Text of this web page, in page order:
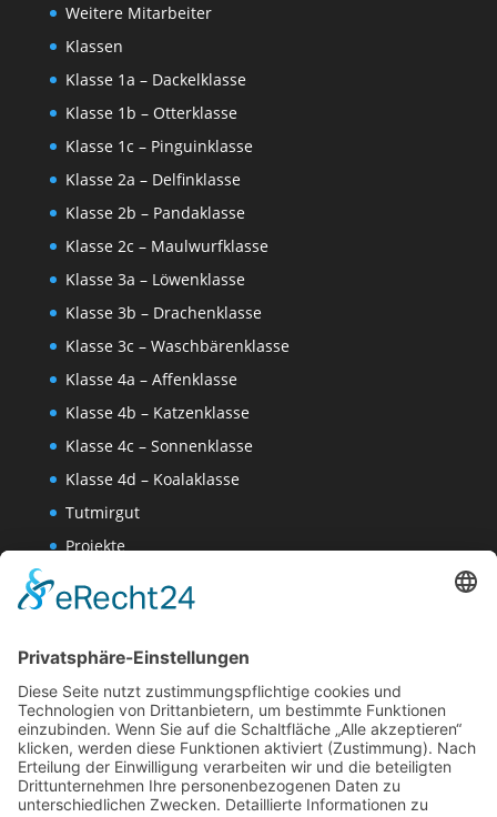
Weitere Mitarbeiter
Klassen
Klasse 1a – Dackelklasse
Klasse 1b – Otterklasse
Klasse 1c – Pinguinklasse
Klasse 2a – Delfinklasse
Klasse 2b – Pandaklasse
Klasse 2c – Maulwurfklasse
Klasse 3a – Löwenklasse
Klasse 3b – Drachenklasse
Klasse 3c – Waschbärenklasse
Klasse 4a – Affenklasse
Klasse 4b – Katzenklasse
Klasse 4c – Sonnenklasse
Klasse 4d – Koalaklasse
Tutmirgut
Projekte
Wissenschaften-AG
Datenschutzerklärung
Website Administration